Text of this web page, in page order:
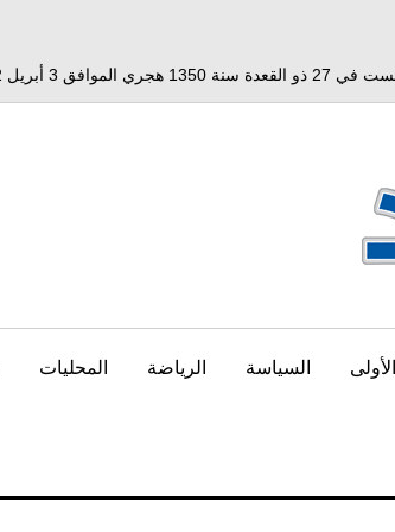
الأولى السياسة الرياضة المحليات